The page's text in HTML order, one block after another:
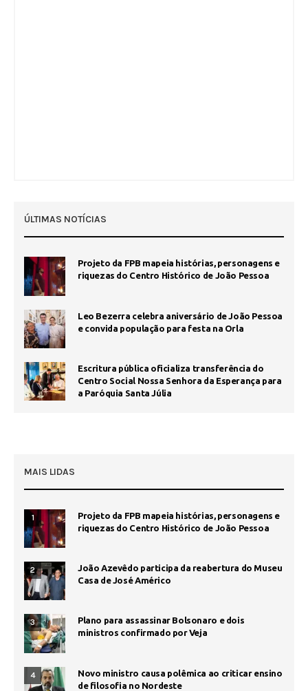
ÚLTIMAS NOTÍCIAS
Projeto da FPB mapeia histórias, personagens e
riquezas do Centro Histórico de João Pessoa
Leo Bezerra celebra aniversário de João Pessoa
e convida população para festa na Orla
Escritura pública oficializa transferência do
Centro Social Nossa Senhora da Esperança para
a Paróquia Santa Júlia
MAIS LIDAS
1
Projeto da FPB mapeia histórias, personagens e
riquezas do Centro Histórico de João Pessoa
2
João Azevêdo participa da reabertura do Museu
Casa de José Américo
3
Plano para assassinar Bolsonaro e dois
ministros confirmado por Veja
4
Novo ministro causa polêmica ao criticar ensino
de filosofia no Nordeste